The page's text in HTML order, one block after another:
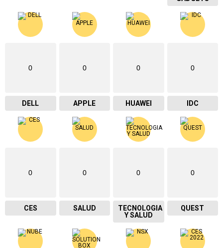
0
DELL
0
APPLE
0
HUAWEI
0
IDC
0
CES
0
SALUD
0
TECNOLOGIA
Y SALUD
0
QUEST